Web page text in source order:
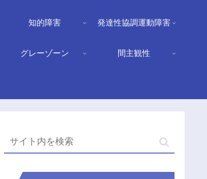
知的障害 発達性協調運動障害
グレーゾーン 間主観性